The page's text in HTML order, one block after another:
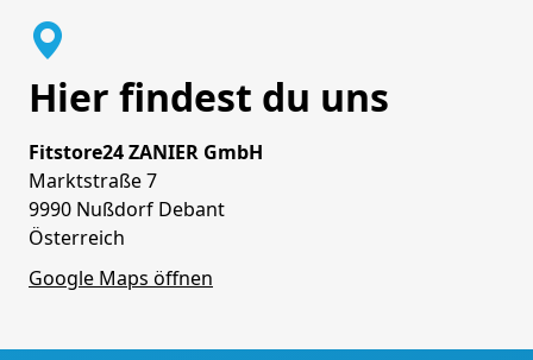
Hier findest du uns
Fitstore24 ZANIER GmbH
Marktstraße 7
9990 Nußdorf Debant
Österreich
Google Maps öffnen